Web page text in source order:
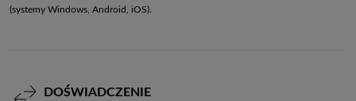
(systemy Windows, Android, iOS).
DOŚWIADCZENIE